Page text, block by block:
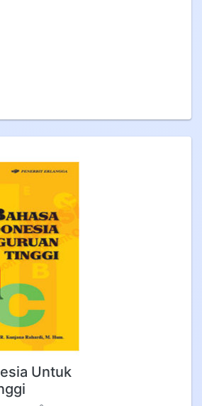
Untuk